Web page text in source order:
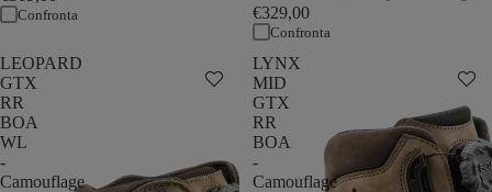
Confronta €329,00
Confronta
LEOPARD
GTX
RR
BOA
WL
-
Camouflage
LYNX
MID
GTX
RR
BOA
-
Camouflage